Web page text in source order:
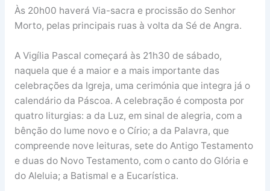
Às 20h00 haverá Via-sacra e procissão do Senhor
Morto, pelas principais ruas à volta da Sé de Angra.
A Vigília Pascal começará às 21h30 de sábado,
naquela que é a maior e a mais importante das
celebrações da Igreja, uma cerimónia que integra já o
calendário da Páscoa. A celebração é composta por
quatro liturgias: a da Luz, em sinal de alegria, com a
bênção do lume novo e o Círio; a da Palavra, que
compreende nove leituras, sete do Antigo Testamento
e duas do Novo Testamento, com o canto do Glória e
do Aleluia; a Batismal e a Eucarística.